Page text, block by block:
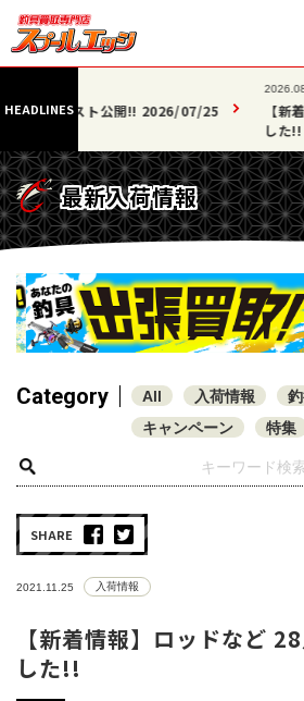
HEADLINES
07/25
【新着情報】ロッド・ルアー・
最新入荷情報
Category All 入荷情報
キャンペーン
特集
SHARE
2021.11.25 入荷情報
【新着情報】ロッドなど
した!!